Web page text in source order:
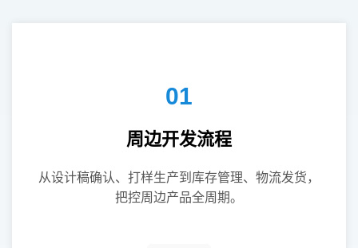
01
周边开发流程
从设计稿确认、打样生产到库存管理、物流发货，
把控周边产品全周期。